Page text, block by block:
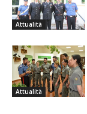
Attualità
Attualità